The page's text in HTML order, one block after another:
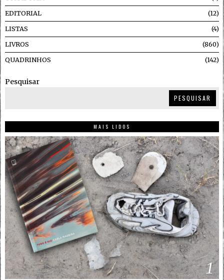
EDITORIAL 12
LISTAS 4
LIVROS 860
QUADRINHOS 142
Pesquisar
PESQUISAR
MAIS LIDOS
1